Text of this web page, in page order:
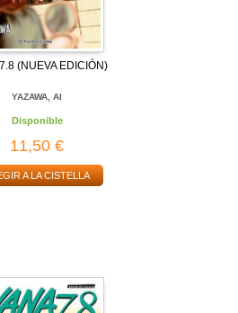
(NUEVA EDICIÓN)
YAZAWA, AI
Disponible
11,50 €
A LA CISTELLA